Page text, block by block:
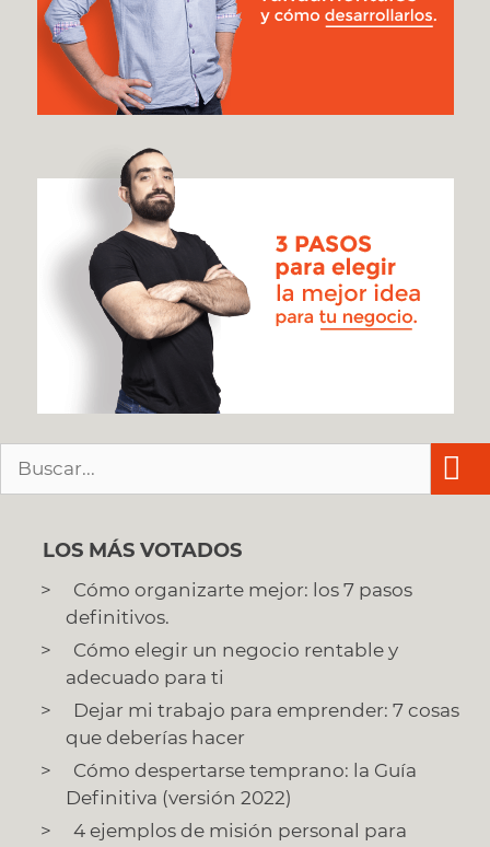
LOS MÁS VOTADOS
Cómo organizarte mejor: los 7 pasos
definitivos.
Cómo elegir un negocio rentable y
adecuado para ti
Dejar mi trabajo para emprender: 7 cosas
que deberías hacer
Cómo despertarse temprano: la Guía
Definitiva (versión 2022)
4 ejemplos de misión personal para